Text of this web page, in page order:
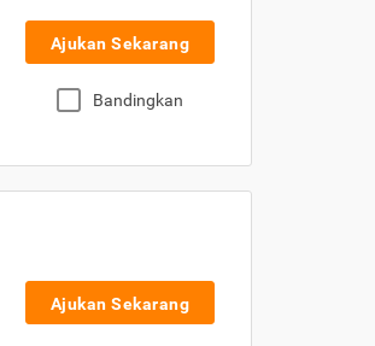
Ajukan Sekarang
Bandingkan
Ajukan Sekarang